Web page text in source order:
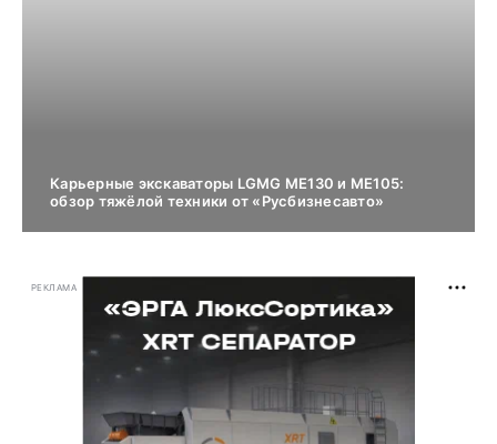
Карьерные экскаваторы LGMG ME130 и ME105:
обзор тяжёлой техники от «Русбизнесавто»
РЕКЛАМА